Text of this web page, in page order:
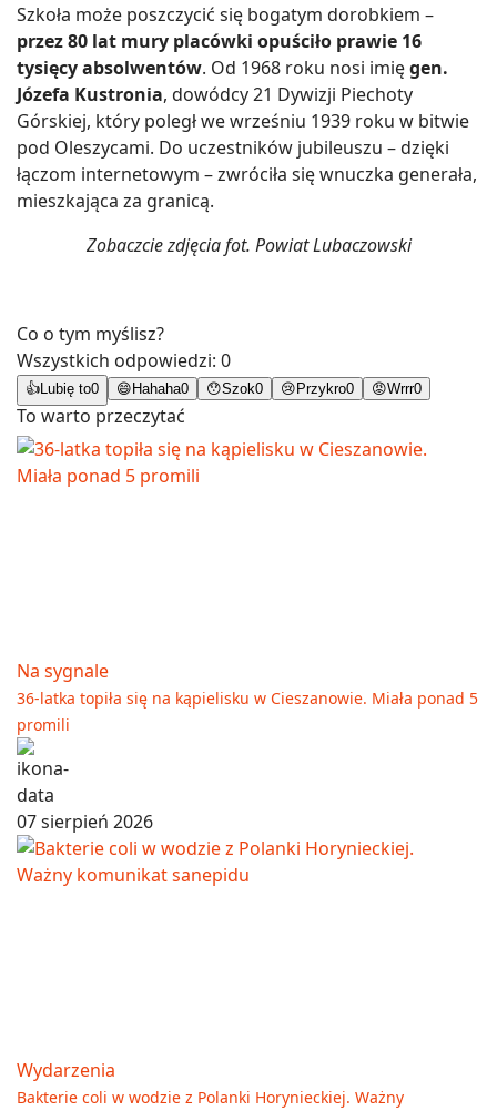
Szkoła może poszczycić się bogatym dorobkiem –
przez 80 lat mury placówki opuściło prawie 16
tysięcy absolwentów. Od 1968 roku nosi imięgen.
Józefa Kustronia, dowódcy 21 Dywizji Piechoty
Górskiej, który poległ we wrześniu 1939 roku w bitwie
pod Oleszycami. Do uczestników jubileuszu – dzięki
łączom internetowym – zwróciła się wnuczka generała,
mieszkająca za granicą.
Zobaczcie zdjęcia fot. Powiat Lubaczowski
Co o tym myślisz?
Wszystkich odpowiedzi: 0
👍 Lubię to0 😄 Hahaha0 😯Szok0 😢 Przykro0 😡Wrrr0
To warto przeczytać
Na sygnale
36-latka topiła się na kąpielisku w Cieszanowie. Miała ponad 5
promili
07 sierpień 2026
Wydarzenia
Bakterie coli w wodzie z Polanki Horynieckiej. Ważny